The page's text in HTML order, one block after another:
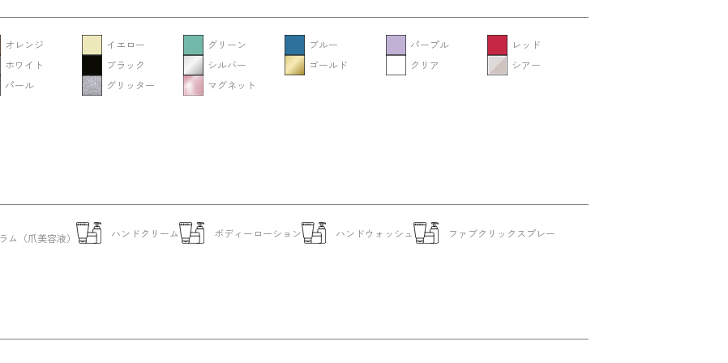
オレンジ イエロー グリーン ブルー パープル
レッド
ホワイト ブラック シルバー ゴールド クリア
シアー
パール グリッター マグネット
ム（爪美容液） ハンドクリーム ボディーローション ハンドウォッシュ ファブクリックスプレー